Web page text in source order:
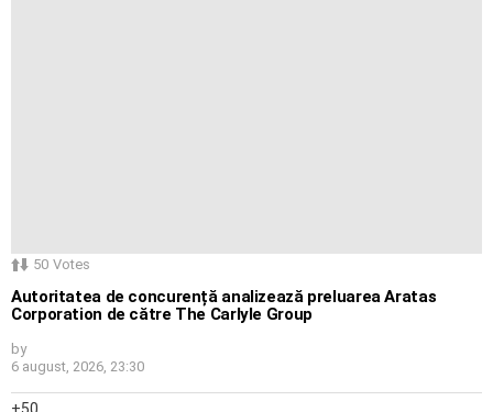
50 Votes
Autoritatea de concurență analizează preluarea Aratas
Corporation de către The Carlyle Group
by
6 august, 2026, 23:30